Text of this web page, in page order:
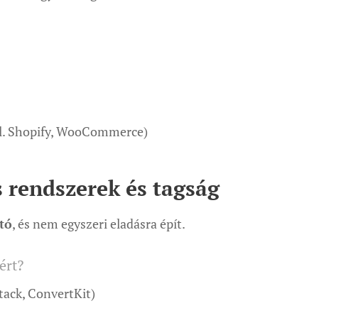
Shopify, WooCommerce)
rendszerek és tagság
, és nem egyszeri eladásra épít.
ConvertKit)